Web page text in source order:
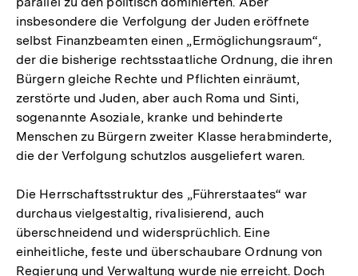
insbesondere die Verfolgung der Juden eröffnete
selbst Finanzbeamten einen „Ermöglichungsraum“,
der die bisherige rechtsstaatliche Ordnung, die ihren
Bürgern gleiche Rechte und Pflichten einräumt,
zerstörte und Juden, aber auch Roma und Sinti,
sogenannte Asoziale, kranke und behinderte
Menschen zu Bürgern zweiter Klasse herabminderte,
die der Verfolgung schutzlos ausgeliefert waren.
Die Herrschaftsstruktur des „Führerstaates“ war
durchaus vielgestaltig, rivalisierend, auch
überschneidend und widersprüchlich. Eine
einheitliche, feste und überschaubare Ordnung von
Regierung und Verwaltung wurde nie erreicht. Doch